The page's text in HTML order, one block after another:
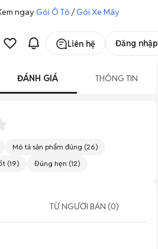
ngayGói Ô Tô /Gói Xe Máy
Liên hệ Đăng nhập
ĐÁNH GIÁ THÔNG TIN
Mô tả sản phẩm đúng (26)
(19) Đúng hẹn (12)
TỪ NGƯỜI BÁN (0)